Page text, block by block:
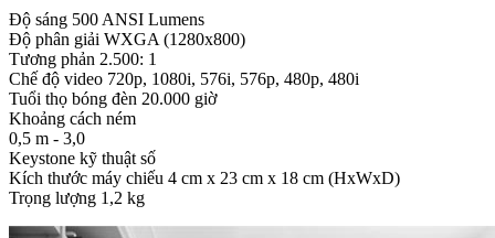
Độ sáng 500 ANSI Lumens
Độ phân giải WXGA (1280x800)
Tương phản 2.500: 1
Chế độ video 720p, 1080i, 576i, 576p, 480p, 480i
Tuổi thọ bóng đèn 20.000 giờ
Khoảng cách ném
0,5 m - 3,0
Keystone kỹ thuật số
Kích thước máy chiếu 4 cm x 23 cm x 18 cm (HxWxD)
Trọng lượng 1,2 kg